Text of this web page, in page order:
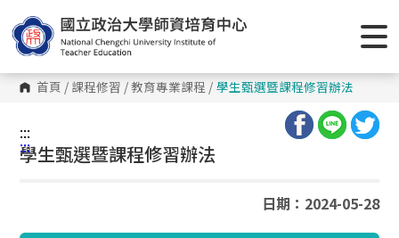
到
主
要
內
容
區 首頁 / 課程修習 /教育專業課程 / 學生甄選暨課程修習辦法
:::
:::
學生甄選暨課程修習辦法
日期：2024-05-28